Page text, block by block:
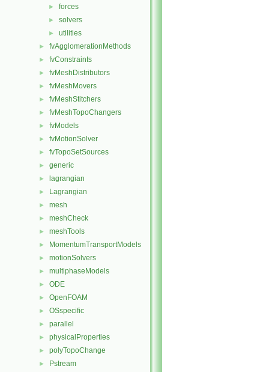
► forces
► solvers
► utilities
► fvAgglomerationMethods
► fvConstraints
► fvMeshDistributors
► fvMeshMovers
► fvMeshStitchers
► fvMeshTopoChangers
► fvModels
► fvMotionSolver
► fvTopoSetSources
► generic
► lagrangian
► Lagrangian
► mesh
► meshCheck
► meshTools
► MomentumTransportModels
► motionSolvers
► multiphaseModels
► ODE
► OpenFOAM
► OSspecific
► parallel
► physicalProperties
► polyTopoChange
► Pstream